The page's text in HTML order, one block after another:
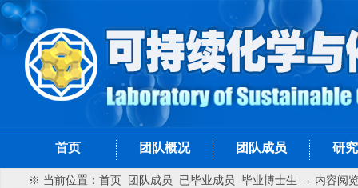
首页 团队概况 团队成员 研
※ 当前位置： 首页 团队成员 已毕业成员 毕业博士生 → 内容阅